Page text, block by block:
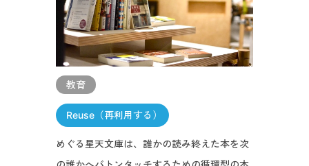
教育
Reuse（再利用する）
めぐる星天文庫は、誰かの読み終えた本を次